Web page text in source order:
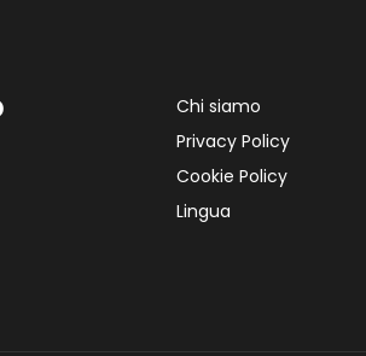
Chi siamo
Privacy Policy
Cookie Policy
Lingua